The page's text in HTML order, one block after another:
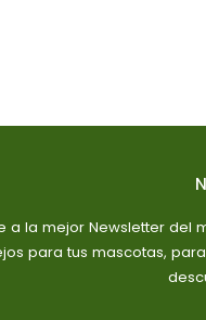
a la mejor Newsletter del
para tus mascotas,